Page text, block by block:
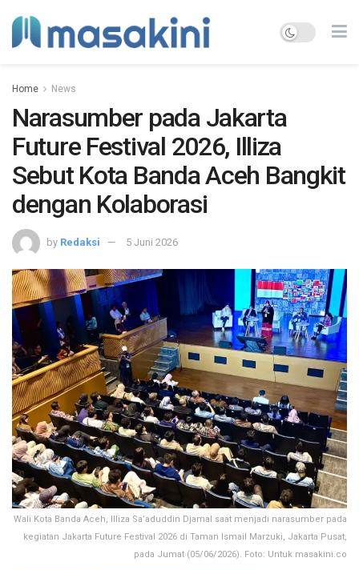
Home News
Narasumber pada Jakarta
Future Festival 2026, Illiza
Sebut Kota Banda Aceh Bangkit
dengan Kolaborasi
by Redaksi 5 Juni 2026
Wali Kota Banda Aceh, Illiza Sa’aduddin Djamal saat menjadi narasumber pada
kegiatan Jakarta Future Festival 2026 di Taman Ismail Marzuki, Jakarta Pusat,
pada Jumat (05/06/2026). Foto: Untuk masakini.co